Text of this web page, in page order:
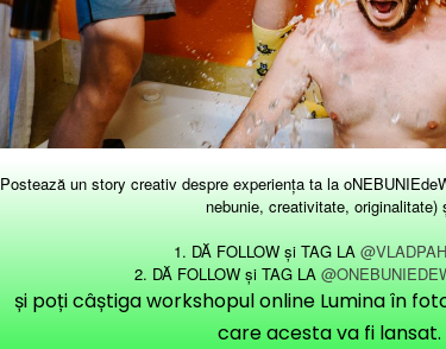
Postează un story creativ despre experiența ta la
nebunie, creativitate, originalitate)
1. DĂ FOLLOW și TAG LA
2. DĂ FOLLOW și TAG LA
și poți câștiga workshopul online Lumina în
care acesta va fi lansat.